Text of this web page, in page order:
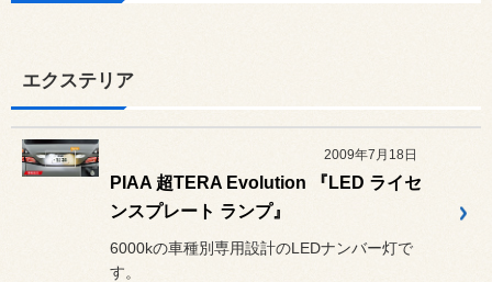
エクステリア
2009年7月18日
PIAA 超TERA Evolution 『LED ライセ
ンスプレート ランプ』
6000kの車種別専用設計のLEDナンバー灯で
す。